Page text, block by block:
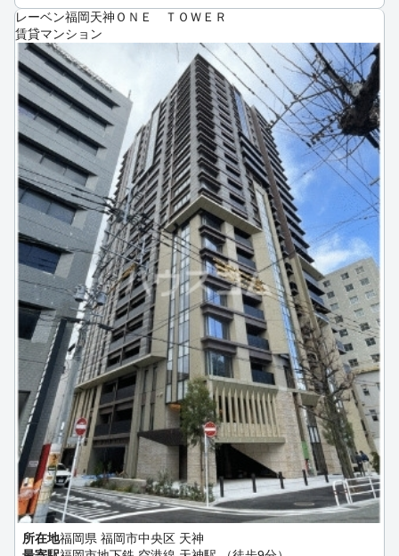
レーベン福岡天神ＯＮＥ ＴＯＷＥＲ
賃貸マンション
所在地福岡県 福岡市中央区 天神